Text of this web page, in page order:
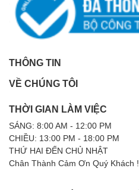
THÔNG TIN
VỀ CHÚNG TÔI
THỜI GIAN LÀM VIỆC
SÁNG: 8:00 AM - 12:00 PM
CHIỀU: 13:00 PM - 18:00 PM
THỨ HAI ĐẾN CHỦ NHẬT
Chân Thành Cảm Ơn Quý Khách !